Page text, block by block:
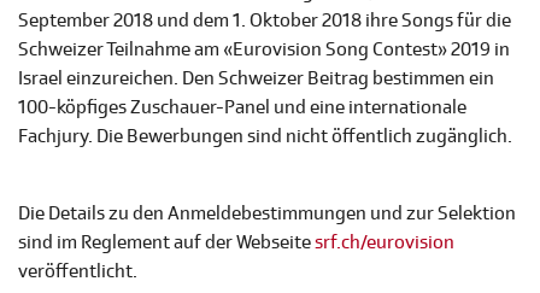
September 2018 und dem 1. Oktober 2018 ihre Songs für die
Schweizer Teilnahme am «Eurovision Song Contest» 2019 in
Israel einzureichen. Den Schweizer Beitrag bestimmen ein
100-köpfiges Zuschauer-Panel und eine internationale
Fachjury. Die Bewerbungen sind nicht öffentlich zugänglich.
Die Details zu den Anmeldebestimmungen und zur Selektion
sind im Reglement auf der Webseitesrf.ch/eurovision
veröffentlicht.